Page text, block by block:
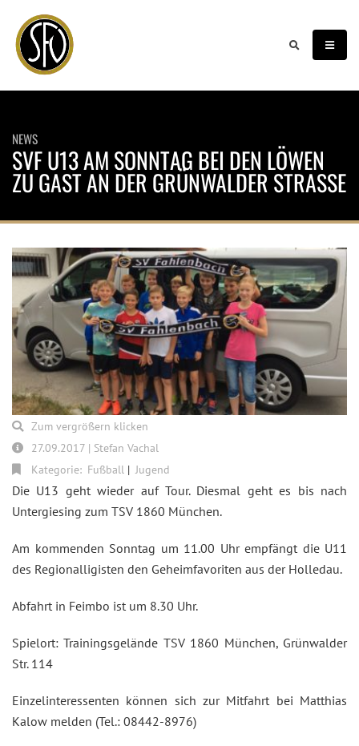
NEWS
SVF U13 AM SONNTAG BEI DEN LÖWEN
ZU GAST AN DER GRÜNWALDER STRASSE
Die U13 geht wieder auf Tour. Diesmal geht es bis nach
Untergiesing zum TSV 1860 München.
Am kommenden Sonntag um 11.00 Uhr empfängt die U11
des Regionalligisten den Geheimfavoriten aus der Holledau.
Abfahrt in Feimbo ist um 8.30 Uhr.
Spielort: Trainingsgelände TSV 1860 München, Grünwalder
Str. 114
Einzelinteressenten können sich zur Mitfahrt bei Matthias
Kalow melden (Tel.: 08442-8976)
Zum vergrößern klicken
27.09.2017 | Stefan Vachal
Kategorie: Fußball Jugend